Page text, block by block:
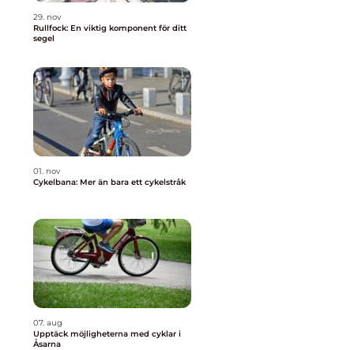
29. nov
Rullfock: En viktig komponent för ditt
segel
01. nov
Cykelbana: Mer än bara ett cykelstråk
07. aug
Upptäck möjligheterna med cyklar i
Åsarna